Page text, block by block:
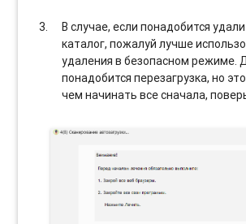
В случае, если понадобится
каталог, пожалуй лучше
удаления в безопасном режиме.
понадобится перезагрузка, но
чем начинать все сначала,